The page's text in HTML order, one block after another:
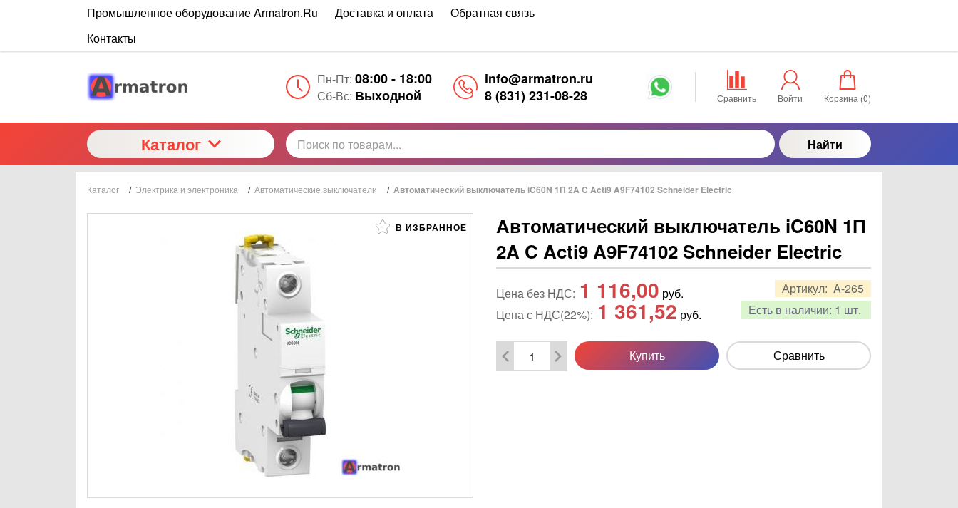
Промышленное оборудование Armatron.Ru Доставка и оплата
Обратная связь
Контакты
Пн-Пт: 08:00 - 18:00
Сб-Вс: Выходной
info@armatron.ru
8 (831) 231-08-28
Сравнить Войти Корзина (0)
Каталог Найти
Каталог / Электрика и электроника / Автоматические выключатели / Автоматический выключатель iC60N 1П 2A C Acti9 A9F74102 Schneider Electric
В ИЗБРАННОЕ
Автоматический выключатель iC60N 1П
2A C Acti9 A9F74102 Schneider Electric
Артикул: A-265
Есть в наличии: 1 шт.
Цена без НДС: 1 116,00 руб.
Цена с НДС(22%): 1 361,52 руб.
Купить Сравнить